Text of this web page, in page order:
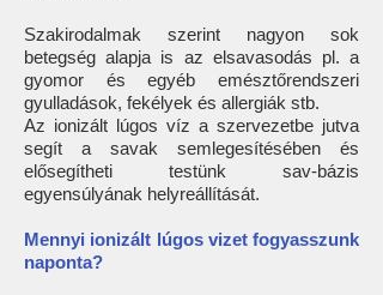
Szakirodalmak szerint nagyon sok
betegség alapja is az elsavasodás pl. a
gyomor és egyéb emésztőrendszeri
gyulladások, fekélyek és allergiák stb.
Az ionizált lúgos víz a szervezetbe jutva
segít a savak semlegesítésében és
elősegítheti testünk sav-bázis
egyensúlyának helyreállítását.
Mennyi ionizált lúgos vizet fogyasszunk
naponta?